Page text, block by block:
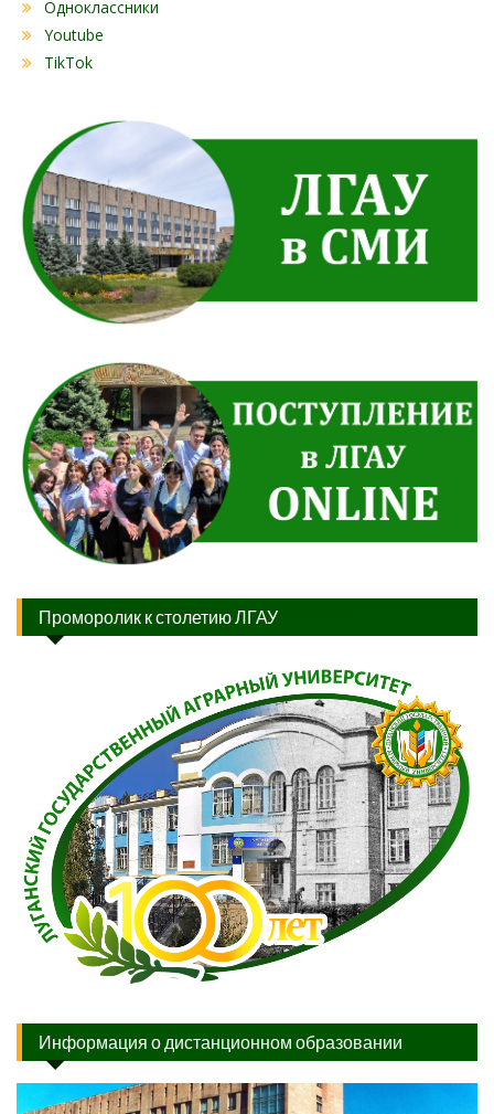
Одноклассники
Youtube
TikTok
Проморолик к столетию ЛГАУ
Информация о дистанционном образовании